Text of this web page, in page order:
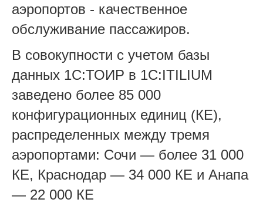
аэропортов - качественное
обслуживание пассажиров.
В совокупности с учетом базы
данных 1С:ТОИР в 1С:ITILIUM
заведено более 85 000
конфигурационных единиц (КЕ),
распределенных между тремя
аэропортами: Сочи — более 31 000
КЕ, Краснодар — 34 000 КЕ и Анапа
— 22 000 КЕ